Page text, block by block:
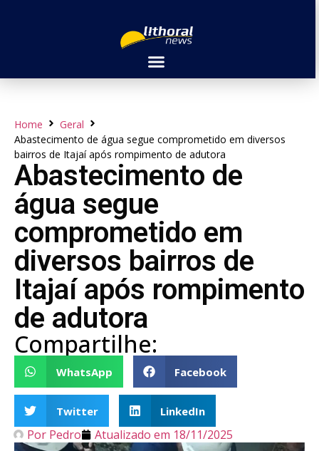
Home
Geral
Abastecimento de água segue comprometido em diversos
bairros de Itajaí após rompimento de adutora
Abastecimento de
água segue
comprometido em
diversos bairros de
Itajaí após rompimento
de adutora
Compartilhe:
WhatsApp Facebook
Twitter LinkedIn
Por Pedro Atualizado em 18/11/2025